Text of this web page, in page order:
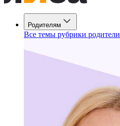
Родителям
Все темы рубрики родители